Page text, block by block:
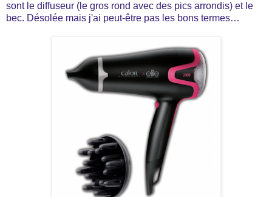
sont le diffuseur (le gros rond avec des pics arrondis) et le
bec. Désolée mais j'ai peut-être pas les bons termes…